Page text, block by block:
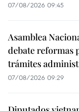
07/08/2026 09:45
Asamblea
debate reformas
trámites
07/08/2026 09:29